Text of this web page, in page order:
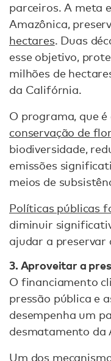
parceiros. A meta
Amazônica,
hectares. Duas
esse objetivo,
milhões de
da Califórnia.
O programa, que é
conservação de
biodiversidade,
emissões
meios de
Políticas públicas
diminuir
ajudar a
3. Aproveitar a
O financiamento
pressão pública e
desempenha um
desmatamento da
Um dos